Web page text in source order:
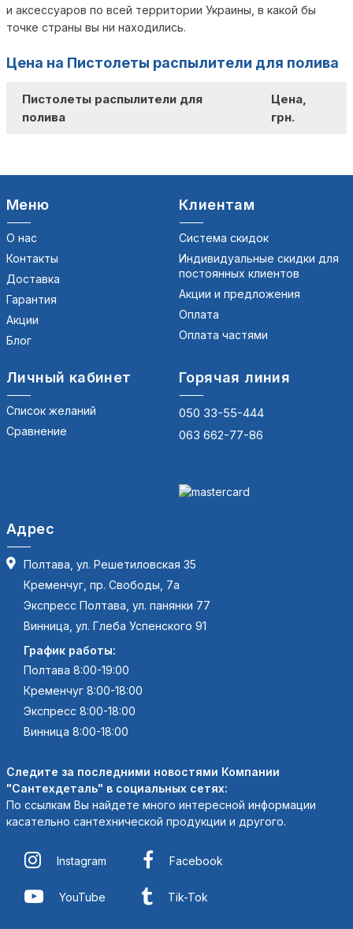
и аксессуаров по всей территории Украины, в какой бы
точке страны вы ни находились.
Цена на Пистолеты распылители для полива
Пистолеты распылители для
полива
Цена,
грн.
Меню
О нас
Контакты
Доставка
Гарантия
Акции
Блог
Клиентам
Система скидок
Индивидуальные скидки для
постоянных клиентов
Акции и предложения
Оплата
Оплата частями
Личный кабинет
Список желаний
Сравнение
Горячая линия
050 33-55-444
063 662-77-86
Адрес
Полтава, ул. Решетиловская 35
Кременчуг, пр. Свободы, 7а
Экспресс Полтава, ул. панянки 77
Винница, ул. Глеба Успенского 91
График работы:
Полтава 8:00-19:00
Кременчуг 8:00-18:00
Экспресс 8:00-18:00
Винница 8:00-18:00
Следите за последними новостями Компании
"Сантехдеталь" в социальных сетях:
По ссылкам Вы найдете много интересной информации
касательно сантехнической продукции и другого.
Instagram Facebook
YouTube Tik-Tok